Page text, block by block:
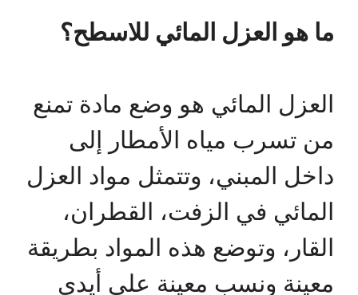
ما هو العزل المائي للاسطح؟
العزل المائي هو وضع مادة تمنع
من تسرب مياه الأمطار إلى
داخل المبني، وتتمثل مواد العزل
المائي في الزفت، القطران،
القار، وتوضع هذه المواد بطريقة
معينة ونسب معينة على أيدي